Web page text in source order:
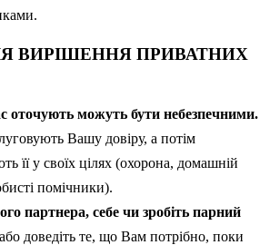
ВИРІШЕННЯ ПРИВАТНИХ
оточують можуть бути небезпечними.
Вашу довіру, а потім
її у своїх цілях (охорона, домашній
помічники).
партнера, себе чи зробіть парний
доведіть те, що Вам потрібно, поки